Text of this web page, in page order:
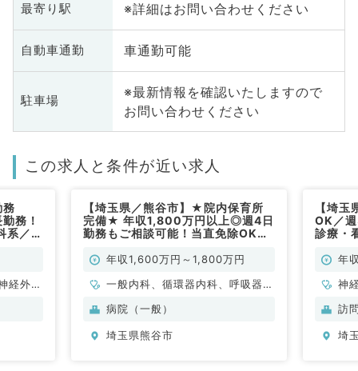
最寄り駅 ※詳細はお問い合わせください
自動車通勤 車通勤可能
駐車場
※最新情報を確認いたしますので
お問い合わせください
この求人と条件が近い求人
務
務！
系／常
経外
【埼玉県／熊谷市】★院内保育所
完備★ 年収1,800万円以上◎週4日
勤務もご相談可能！当直免除OK＆
先生にもおすすめです（一般内科／
年収1,600万円～1,800万円
一般内科、循環器内科、呼吸器内
科、消化器内科、内分泌・代謝内
病院（一般）
埼玉県熊谷市
【埼
OK／
診療・
年
神
科
内
訪
埼